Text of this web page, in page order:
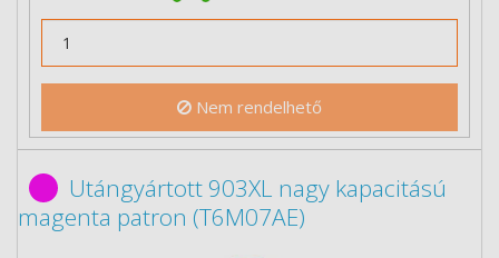
Nem rendelhető
Utángyártott 903XL nagy kapacitású
magenta patron (T6M07AE)